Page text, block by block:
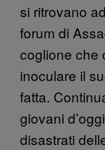
si ritrovano
forum di
coglione che
inoculare il
fatta.
giovani
disastrati